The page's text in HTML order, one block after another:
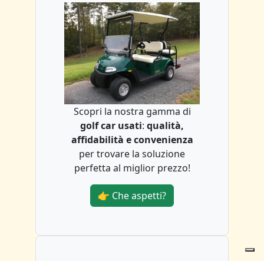
Scopri la nostra gamma di
golf car usati: qualità,
affidabilità e convenienza
per trovare la soluzione
perfetta al miglior prezzo!
👉 Che aspetti?